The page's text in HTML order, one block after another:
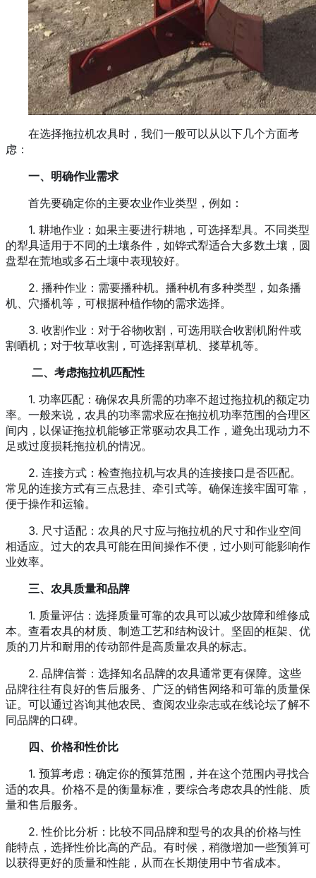
在选择拖拉机农具时，我们一般可以从以下几个方面考
虑：
一、明确作业需求
首先要确定你的主要农业作业类型，例如：
1. 耕地作业：如果主要进行耕地，可选择犁具。不同类型
的犁具适用于不同的土壤条件，如铧式犁适合大多数土壤，圆
盘犁在荒地或多石土壤中表现较好。
2. 播种作业：需要播种机。播种机有多种类型，如条播
机、穴播机等，可根据种植作物的需求选择。
3. 收割作业：对于谷物收割，可选用联合收割机附件或
割晒机；对于牧草收割，可选择割草机、搂草机等。
二、考虑拖拉机匹配性
1. 功率匹配：确保农具所需的功率不超过拖拉机的额定功
率。一般来说，农具的功率需求应在拖拉机功率范围的合理区
间内，以保证拖拉机能够正常驱动农具工作，避免出现动力不
足或过度损耗拖拉机的情况。
2. 连接方式：检查拖拉机与农具的连接接口是否匹配。
常见的连接方式有三点悬挂、牵引式等。确保连接牢固可靠，
便于操作和运输。
3. 尺寸适配：农具的尺寸应与拖拉机的尺寸和作业空间
相适应。过大的农具可能在田间操作不便，过小则可能影响作
业效率。
三、农具质量和品牌
1. 质量评估：选择质量可靠的农具可以减少故障和维修成
本。查看农具的材质、制造工艺和结构设计。坚固的框架、优
质的刀片和耐用的传动部件是高质量农具的标志。
2. 品牌信誉：选择知名品牌的农具通常更有保障。这些
品牌往往有良好的售后服务、广泛的销售网络和可靠的质量保
证。可以通过咨询其他农民、查阅农业杂志或在线论坛了解不
同品牌的口碑。
四、价格和性价比
1. 预算考虑：确定你的预算范围，并在这个范围内寻找合
适的农具。价格不是的衡量标准，要综合考虑农具的性能、质
量和售后服务。
2. 性价比分析：比较不同品牌和型号的农具的价格与性
能特点，选择性价比高的产品。有时候，稍微增加一些预算可
以获得更好的质量和性能，从而在长期使用中节省成本。